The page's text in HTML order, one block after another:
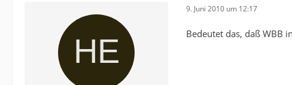
9. Juni 2010 um 12:17
Bedeutet das, daß WBB